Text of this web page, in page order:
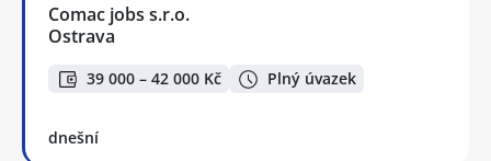
Comac jobs s.r.o.
Ostrava
39 000 – 42 000 Kč Plný úvazek
dnešní